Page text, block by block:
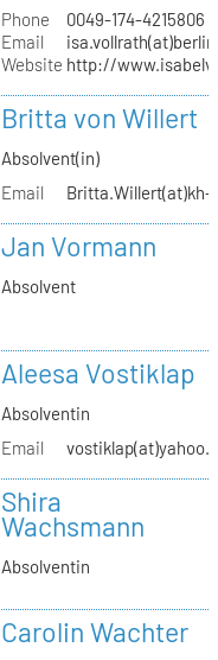
Phone
0049-174-4215806
Email
Website http://
Britta von Willert
Absolvent(in)
Email
Britta.Willert(at)kh-
Jan Vormann
Absolvent
Aleesa Vostiklap
Absolventin
Email
Shira
Wachsmann
Absolventin
Carolin Wachter